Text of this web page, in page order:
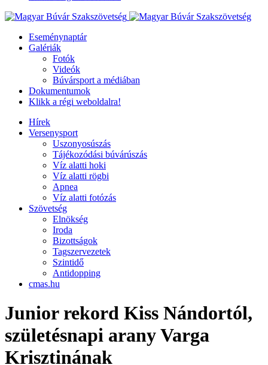
Eseménynaptár
Galériák
Fotók
Videók
Búvársport a médiában
Dokumentumok
Klikk a régi weboldalra!
Hírek
Versenysport
Uszonyosúszás
Tájékozódási búvárúszás
Víz alatti hoki
Víz alatti rögbi
Apnea
Víz alatti fotózás
Szövetség
Elnökség
Iroda
Bizottságok
Tagszervezetek
Szintidő
Antidopping
cmas.hu
Junior rekord Kiss Nándortól,
születésnapi arany Varga
Krisztinának